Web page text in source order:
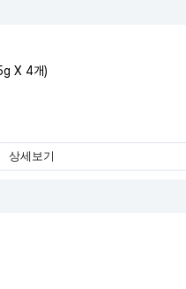
X 4개)
상세보기